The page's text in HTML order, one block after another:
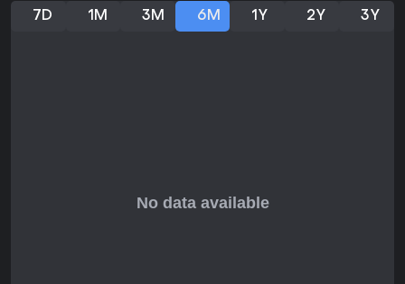
7D 1M 3M 6M 1Y 2Y 3Y